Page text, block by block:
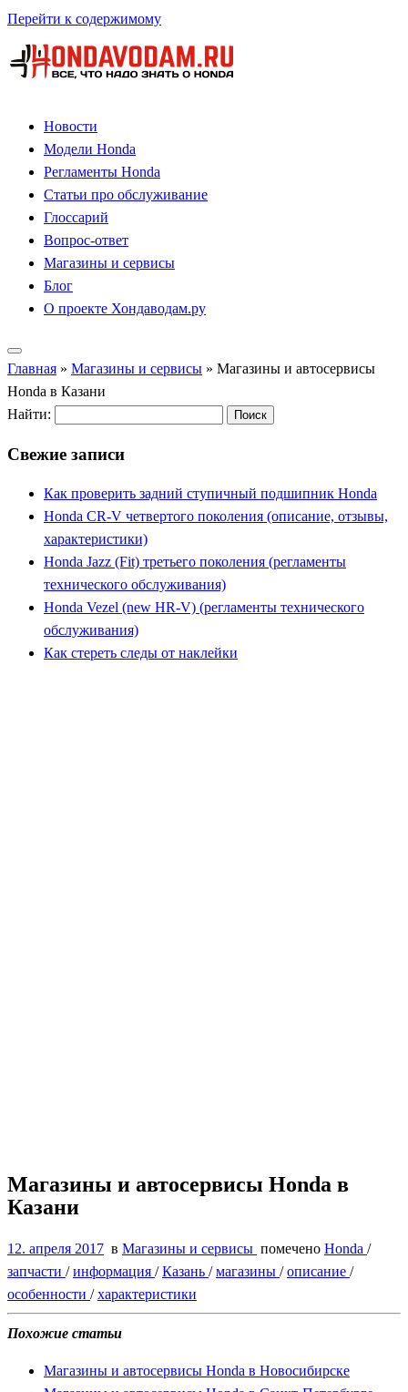
Перейти к содержимому
Новости
Модели Honda
Регламенты Honda
Статьи про обслуживание
Глоссарий
Вопрос-ответ
Магазины и сервисы
Блог
О проекте Хондаводам.ру
Главная » Магазины и сервисы » Магазины и автосервисы
Honda в Казани
Найти:
Свежие записи
Как проверить задний ступичный подшипник Honda
Honda CR-V четвертого поколения (описание, отзывы,
характеристики)
Honda Jazz (Fit) третьего поколения (регламенты
технического обслуживания)
Honda Vezel (new HR-V) (регламенты технического
обслуживания)
Как стереть следы от наклейки
Магазины и автосервисы Honda в
Казани
12. апреля 2017 в Магазины и сервисы помечено Honda /
запчасти /информация /Казань /магазины /описание /
особенности /характеристики
Похожие статьи
Магазины и автосервисы Honda в Новосибирске